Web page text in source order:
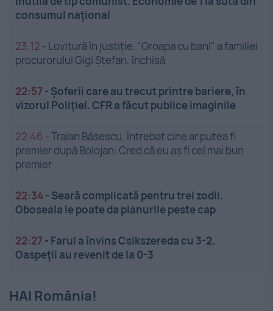
consumul național
23:12 - Lovitură în justiție. "Groapa cu bani" a familiei
procurorului Gigi Ștefan, închisă
22:57 - Șoferii care au trecut printre bariere, în
vizorul Poliției. CFR a făcut publice imaginile
22:46 -Traian Băsescu, întrebat cine ar putea fi
premier după Bolojan: Cred că eu aș fi cel mai bun
premier
22:34- Seară complicată pentru trei zodii.
Oboseala le poate da planurile peste cap
22:27 - Farul a învins Csikszereda cu 3-2.
Oaspeții au revenit de la 0-3
HAI România!